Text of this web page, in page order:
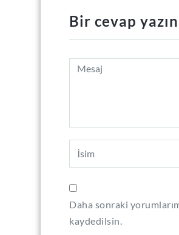
Bir cevap yazın
Daha sonraki
kaydedilsin.